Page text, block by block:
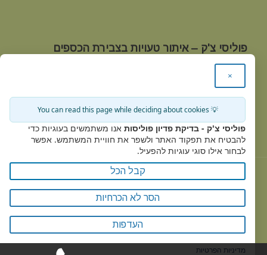
פוליסי צ'ק – איתור טעויות בצבירת הכספים
בביטוחי מנהלים אצל חברות הביטוח
טלפון: 03-9221586
office@policycheck.co.il
3
Policy Check © 2017
מדיניות הפרטיות -
×
💡 You can read this page while deciding about cookies
פוליסי צ'ק - בדיקת פדיון פוליסות אנו משתמשים בעוגיות כדי
להבטיח את תפקוד האתר ולשפר את חוויית המשתמש. אפשר
לבחור אילו סוגי עוגיות להפעיל.
קבל הכל
הסר לא הכרחיות
העדפות
מדיניות הפרטיות